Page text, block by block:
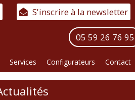
S'inscrire à la newsletter
05 59 26 76 95
Services Configurateurs Contact